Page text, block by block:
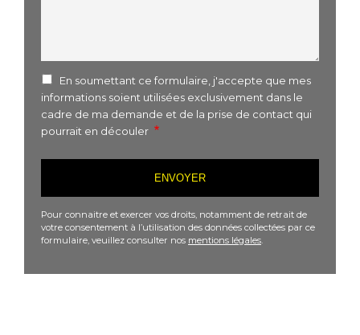
En soumettant ce formulaire, j'accepte que mes
informations soient utilisées exclusivement dans le
cadre de ma demande et de la prise de contact qui
pourrait en découler
Pour connaitre et exercer vos droits, notamment de retrait de
votre consentement à l’utilisation des données collectées par ce
formulaire, veuillez consulter nos mentions légales